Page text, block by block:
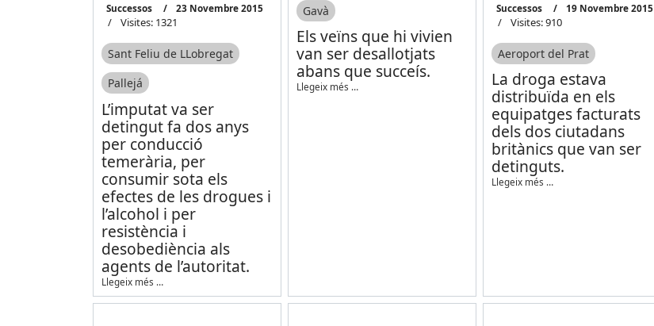
Successos 23 Novembre 2015
Visites: 1321
Sant Feliu de LLobregat
Pallejá
L’imputat va ser
detingut fa dos anys
per conducció
temerària, per
consumir sota els
efectes de les drogues i
l’alcohol i per
resistència i
desobediència als
agents de l’autoritat.
Llegeix més …
Gavà
Els veïns que hi vivien
van ser desallotjats
abans que succeís.
Llegeix més …
Successos 19 Novembre 2015
Visites: 910
Aeroport del Prat
La droga estava
distribuïda en els
equipatges facturats
dels dos ciutadans
britànics que van ser
detinguts.
Llegeix més …